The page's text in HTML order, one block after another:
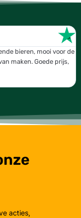
bieren, mooi voor de
maken. Goede prijs,
acties,